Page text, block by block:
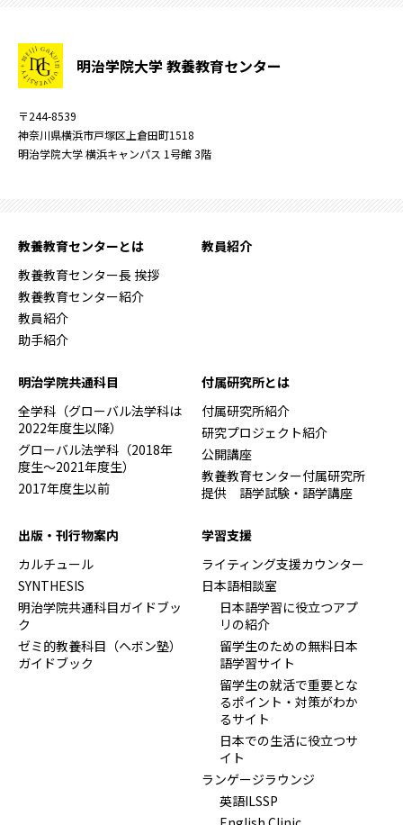
明治学院大学 教養教育センター
〒244-8539
神奈川県横浜市戸塚区上倉田町1518
明治学院大学 横浜キャンパス 1号館 3階
教養教育センターとは
教養教育センター長 挨拶
教養教育センター紹介
教員紹介
助手紹介
教員紹介
明治学院共通科目
全学科（グローバル法学科は
2022年度生以降）
グローバル法学科（2018年
度生～2021年度生）
2017年度生以前
付属研究所とは
付属研究所紹介
研究プロジェクト紹介
公開講座
教養教育センター付属研究所
提供 語学試験・語学講座
出版・刊行物案内
カルチュール
SYNTHESIS
明治学院共通科目ガイドブッ
ク
ゼミ的教養科目（ヘボン塾）
ガイドブック
学習支援
ライティング支援カウンター
日本語相談室
日本語学習に役立つアプ
リの紹介
留学生のための無料日本
語学習サイト
留学生の就活で重要とな
るポイント・対策がわか
るサイト
日本での生活に役立つサ
イト
ランゲージラウンジ
英語ILSSP